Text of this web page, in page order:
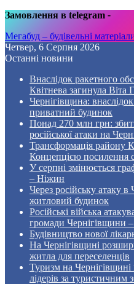
Замовлення в telegram -
Мегабуд – будівельні
Четвер, 6 Серпня 2026
Останні новини
Внаслідок ракетного
Квітнева загинула
Чернігівщина:
приватний будинок
Понад 270 млн грн:
російської атаки на
Трансформація району
Концепцією посилення
У серпні змінюється
– Ніжин
Через російську атаку в
житловий будинок
Російські війська
громади Чернігівщини
Будівництво нової
На Чернігівщині
житла для переселенців
Туризм на
лідерів за туристичним